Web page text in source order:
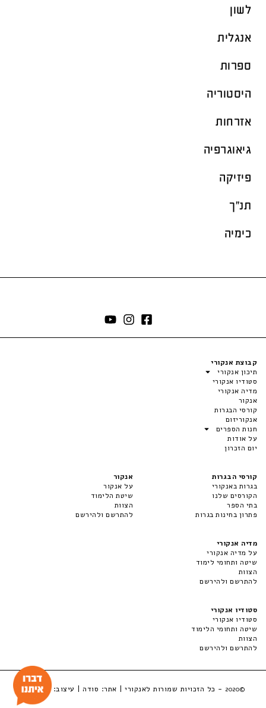
לשון
אנגלית
ספרות
היסטוריה
אזרחות
גיאוגרפיה
פיזיקה
תנ"ך
כימיה
קבוצת אנקורי
תיכון אנקורי
סטודיו אנקורי
מדיה אנקורי
אנקור
קורסי הבגרות
אנקוריזום
חנות הספרים
על אודות
יום הזכרון
קורסי הבגרות
בגרות באנקורי
הקורסים שלנו
בתי הספר
פתרון בחינות בגרות
אנקור
על אנקור
שיטת הלימוד
הצוות
להתרשם ולהירשם
מדיה אנקורי
על מדיה אנקורי
שיטה ותחומי לימוד
הצוות
להתרשם ולהירשם
סטודיו אנקורי
סטודיו אנקורי
שיטה ותחומי הלימוד
הצוות
להתרשם ולהירשם
©2020 - כל הזכויות שמורות לאנקורי | אתר: סודה| עיצוב:LuckyBox